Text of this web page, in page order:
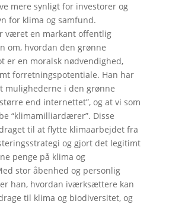
mere synligt for investorer og
for klima og samfund.
været en markant offentlig
om, hvordan den grønne
er en moralsk nødvendighed,
forretningspotentiale. Han har
mulighederne i den grønne
end internettet”, og at vi som
“klimamilliardærer”. Disse
til at flytte klimaarbejdet fra
og gjort det legitimt
penge på klima og
stor åbenhed og personlig
han, hvordan iværksættere kan
til klima og biodiversitet, og